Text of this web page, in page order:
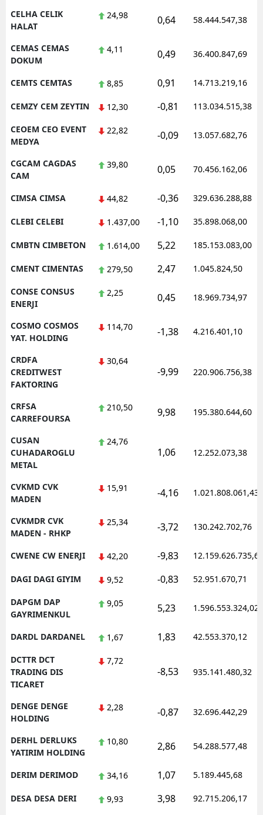
CELHA CELIK
HALAT
24,98 0,64 58.444.547,38
CEMAS CEMAS
DOKUM
4,11 0,49 36.400.847,69
CEMTS CEMTAS 8,85 0,91 14.713.219,16
CEMZY CEM ZEYTIN 12,30 -0,81 113.034.515,38
CEOEM CEO EVENT
MEDYA
22,82 -0,09 13.057.682,76
CGCAM CAGDAS
CAM
39,80 0,05 70.456.162,06
CIMSA CIMSA 44,82 -0,36 329.636.288,88
CLEBI CELEBI 1.437,00 -1,10 35.898.068,00
CMBTN CIMBETON 1.614,00 5,22 185.153.083,00
CMENT CIMENTAS 279,50 2,47 1.045.824,50
CONSE CONSUS
ENERJI
2,25 0,45 18.969.734,97
COSMO COSMOS
YAT. HOLDING
114,70 -1,38 4.216.401,10
CRDFA
CREDITWEST
FAKTORING
30,64
-9,99 220.906.756,38
CRFSA
CARREFOURSA
210,50 9,98 195.380.644,60
CUSAN
CUHADAROGLU
METAL
24,76
1,06 12.252.073,38
CVKMD CVK
MADEN
15,91 -4,16 1.021.808.061,43
CVKMDR CVK
MADEN - RHKP
25,34 -3,72 130.242.702,76
CWENE CW ENERJI 42,20 -9,83 12.159.626.735,62
DAGI DAGI GIYIM 9,52 -0,83 52.951.670,71
DAPGM DAP
GAYRIMENKUL
9,05 5,23 1.596.553.324,02
DARDL DARDANEL 1,67 1,83 42.553.370,12
DCTTR DCT
TRADING DIS
TICARET
7,72
-8,53 935.141.480,32
DENGE DENGE
HOLDING
2,28 -0,87 32.696.442,29
DERHL DERLUKS
YATIRIM HOLDING
10,80 2,86 54.288.577,48
DERIM DERIMOD 34,16 1,07 5.189.445,68
DESA DESA DERI 9,93 3,98 92.715.206,17